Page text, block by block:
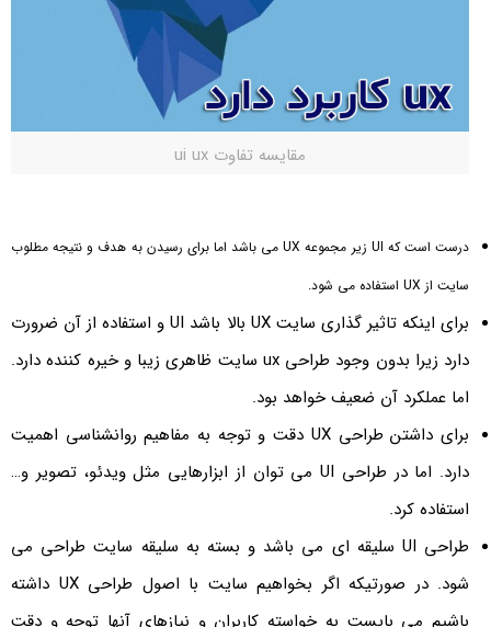
مقایسه تفاوت ui ux
درست است که UI زیر مجموعه UX می باشد اما برای رسیدن به هدف و نتیجه مطلوب
سایت از UX استفاده می شود.
برای اینکه تاثیر گذاری سایت UX بالا باشد UI و استفاده از آن ضرورت
دارد زیرا بدون وجود طراحی ux سایت ظاهری زیبا و خیره کننده دارد.
اما عملکرد آن ضعیف خواهد بود.
برای داشتن طراحی UX دقت و توجه به مفاهیم روانشناسی اهمیت
دارد. اما در طراحی UI می توان از ابزارهایی مثل ویدئو، تصویر و…
استفاده کرد.
طراحی UI سلیقه ای می باشد و بسته به سلیقه سایت طراحی می
شود. در صورتیکه اگر بخواهیم سایت با اصول طراحی UX داشته